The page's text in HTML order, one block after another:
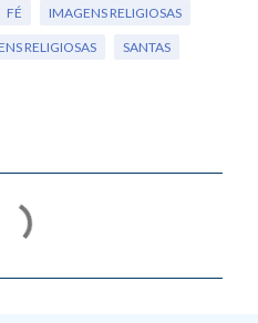
FÉ IMAGENS RELIGIOSAS
RELIGIOSAS SANTAS